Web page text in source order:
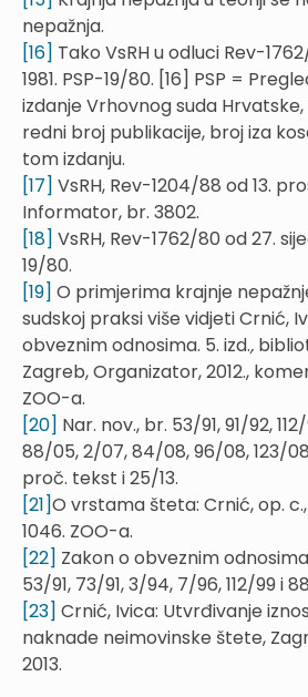
nepažnja.
[16] Tako VsRH u odluci Rev-
1981. PSP-19/80. [16] PSP =
izdanje Vrhovnog suda
redni broj publikacije, broj iza
tom izdanju.
[17] VsRH, Rev-1204/88 od 13.
Informator, br. 3802.
[18] VsRH, Rev-1762/80 od 27.
19/80.
[19] O primjerima krajnje
sudskoj praksi više vidjeti Crnić,
obveznim odnosima. 5. izd.,
Zagreb, Organizator, 2012.,
ZOO-a.
[20] Nar. nov., br. 53/91, 91/92,
88/05, 2/07, 84/08, 96/08, 123/08,
proč. tekst i 25/13.
[21]O vrstama šteta: Crnić, op.
1046. ZOO-a.
[22] Zakon o obveznim
53/91, 73/91, 3/94, 7/96, 112/99 i
[23] Crnić, Ivica: Utvrđivanje
naknade neimovinske štete,
2013.